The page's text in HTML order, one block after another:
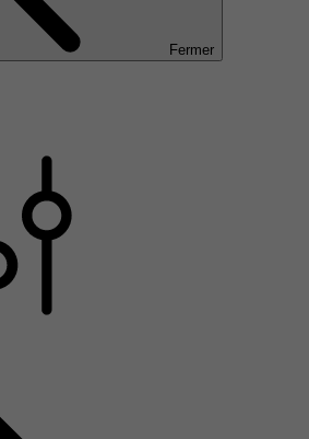
Fermer